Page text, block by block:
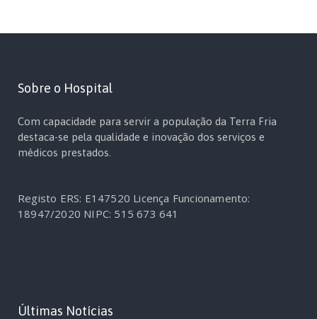
Sobre o Hospital
Com capacidade para servir a população da Terra Fria
destaca-se pela qualidade e inovação dos serviços e
médicos prestados.
Registo ERS: E147520 Licença Funcionamento:
18947/2020 NIPC: 515 673 641
Últimas Notícias